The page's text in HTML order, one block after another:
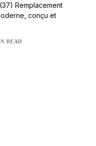
Remplacement
conçu et
READ